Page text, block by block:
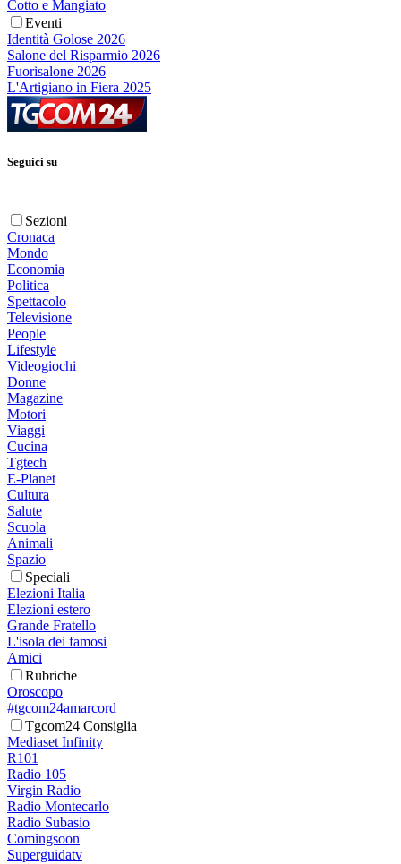
Cotto e Mangiato
Eventi
Identità Golose 2026
Salone del Risparmio 2026
Fuorisalone 2026
L'Artigiano in Fiera 2025
Seguici su
Sezioni
Cronaca
Mondo
Economia
Politica
Spettacolo
Televisione
People
Lifestyle
Videogiochi
Donne
Magazine
Motori
Viaggi
Cucina
Tgtech
E-Planet
Cultura
Salute
Scuola
Animali
Spazio
Speciali
Elezioni Italia
Elezioni estero
Grande Fratello
L'isola dei famosi
Amici
Rubriche
Oroscopo
#tgcom24amarcord
Tgcom24 Consiglia
Mediaset Infinity
R101
Radio 105
Virgin Radio
Radio Montecarlo
Radio Subasio
Comingsoon
Superguidatv